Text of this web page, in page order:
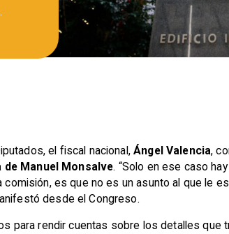
el fiscal nacional,Ángel Valencia,
Manuel Monsalve. “Solo en ese caso
es que no es un asunto al que le
desde el Congreso.
para rendir cuentas sobre los detalles que